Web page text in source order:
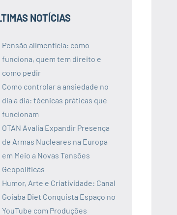
NOTÍCIAS
Pensão alimentícia: como
funciona, quem tem direito e
como pedir
Como controlar a ansiedade no
dia a dia: técnicas práticas que
funcionam
OTAN Avalia Expandir Presença
de Armas Nucleares na Europa
em Meio a Novas Tensões
Geopolíticas
Humor, Arte e Criatividade: Canal
Goiaba Diet Conquista Espaço no
YouTube com Produções